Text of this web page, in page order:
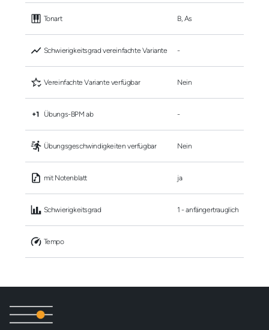
Tonart B, As
Schwierigkeitsgrad vereinfachte Variante -
Vereinfachte Variante verfügbar Nein
Übungs-BPM ab -
Übungsgeschwindigkeiten verfügbar Nein
mit Notenblatt ja
Schwierigkeitsgrad 1 - anfängertrauglich
Tempo